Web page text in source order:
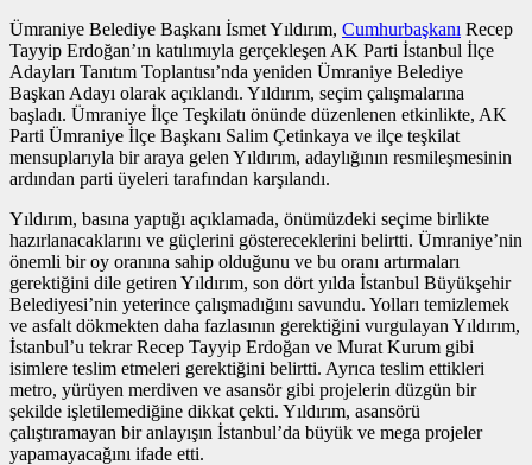
Ümraniye Belediye Başkanı İsmet Yıldırım, Cumhurbaşkanı Recep
Tayyip Erdoğan’ın katılımıyla gerçekleşen AK Parti İstanbul İlçe
Adayları Tanıtım Toplantısı’nda yeniden Ümraniye Belediye
Başkan Adayı olarak açıklandı. Yıldırım, seçim çalışmalarına
başladı. Ümraniye İlçe Teşkilatı önünde düzenlenen etkinlikte, AK
Parti Ümraniye İlçe Başkanı Salim Çetinkaya ve ilçe teşkilat
mensuplarıyla bir araya gelen Yıldırım, adaylığının resmileşmesinin
ardından parti üyeleri tarafından karşılandı.
Yıldırım, basına yaptığı açıklamada, önümüzdeki seçime birlikte
hazırlanacaklarını ve güçlerini göstereceklerini belirtti. Ümraniye’nin
önemli bir oy oranına sahip olduğunu ve bu oranı artırmaları
gerektiğini dile getiren Yıldırım, son dört yılda İstanbul Büyükşehir
Belediyesi’nin yeterince çalışmadığını savundu. Yolları temizlemek
ve asfalt dökmekten daha fazlasının gerektiğini vurgulayan Yıldırım,
İstanbul’u tekrar Recep Tayyip Erdoğan ve Murat Kurum gibi
isimlere teslim etmeleri gerektiğini belirtti. Ayrıca teslim ettikleri
metro, yürüyen merdiven ve asansör gibi projelerin düzgün bir
şekilde işletilemediğine dikkat çekti. Yıldırım, asansörü
çalıştıramayan bir anlayışın İstanbul’da büyük ve mega projeler
yapamayacağını ifade etti.